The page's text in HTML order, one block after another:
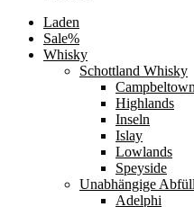
Laden
Sale%
Whisky
Schottland Whisky
Campbeltown
Highlands
Inseln
Islay
Lowlands
Speyside
Unabhängige
Adelphi